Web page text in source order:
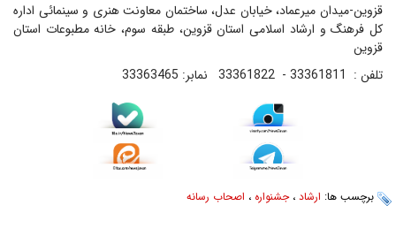
قزوین-میدان میرعماد، خیابان عدل، ساختمان معاونت هنری و سینمائی اداره
کل فرهنگ و ارشاد اسلامی استان قزوین، طبقه سوم، خانه مطبوعات استان
قزوین
تلفن : 33361811 - 33361822 نمابر: 33363465
برچسب ها: ارشاد ،جشنواره ، اصحاب رسانه